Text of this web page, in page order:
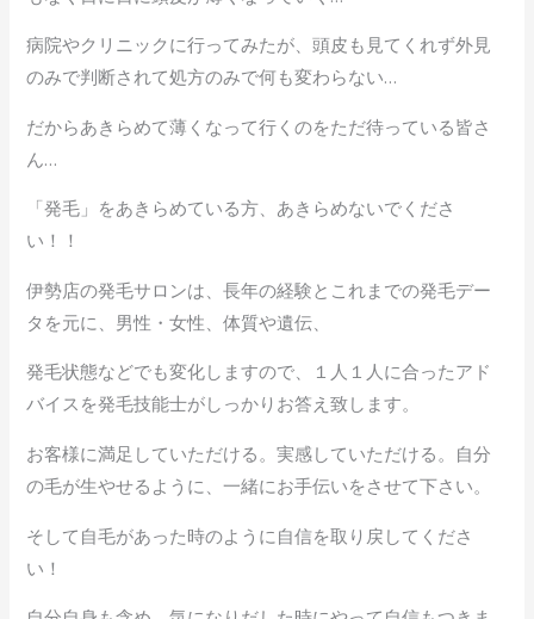
病院やクリニックに行ってみたが、頭皮も見てくれず外見
のみで判断されて処方のみで何も変わらない…
だからあきらめて薄くなって行くのをただ待っている皆さ
ん…
「発毛」をあきらめている方、あきらめないでくださ
い！！
伊勢店の発毛サロンは、長年の経験とこれまでの発毛デー
タを元に、男性・女性、体質や遺伝、
発毛状態などでも変化しますので、１人１人に合ったアド
バイスを発毛技能士がしっかりお答え致します。
お客様に満足していただける。実感していただける。自分
の毛が生やせるように、一緒にお手伝いをさせて下さい。
そして自毛があった時のように自信を取り戻してくださ
い！